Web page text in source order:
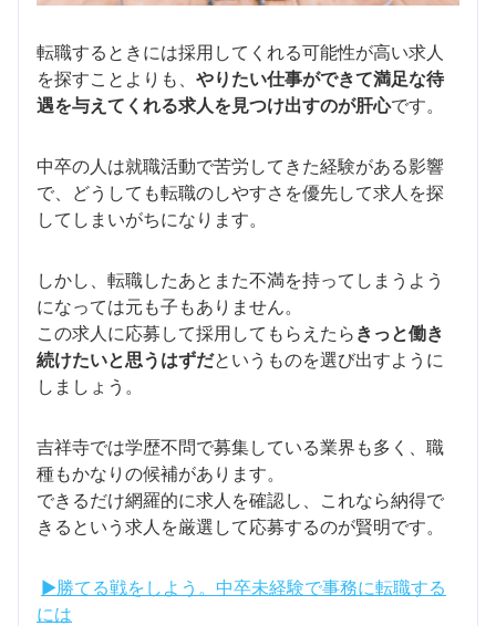
転職するときには採用してくれる可能性が高い求人
を探すことよりも、 やりたい仕事ができて満足な待
遇を与えてくれる求人を見つけ出すのが肝心です。
中卒の人は就職活動で苦労してきた経験がある影響
で、どうしても転職のしやすさを優先して求人を探
してしまいがちになります。
しかし、転職したあとまた不満を持ってしまうよう
になっては元も子もありません。
この求人に応募して採用してもらえたら きっと働き
続けたいと思うはずだというものを選び出すように
しましょう。
吉祥寺では学歴不問で募集している業界も多く、職
種もかなりの候補があります。
できるだけ網羅的に求人を確認し、これなら納得で
きるという求人を厳選して応募するのが賢明です。
▶勝てる戦をしよう。中卒未経験で事務に転職する
には